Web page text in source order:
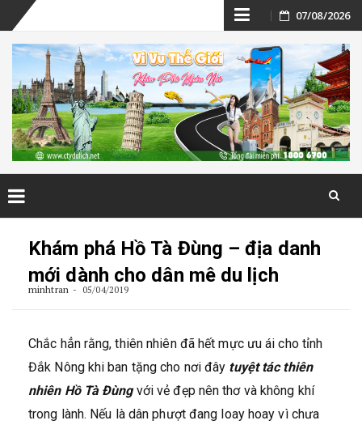
Skip
to
content
07/08/2026
Khám phá Hồ Tà Đùng – địa danh
mới dành cho dân mê du lịch
minhtran 05/04/2019
Chắc hẳn rằng, thiên nhiên đã hết mực ưu ái cho tỉnh
Đắk Nông khi ban tặng cho nơi đây tuyệt tác thiên
nhiên Hồ Tà Đùngvới vẻ đẹp nên thơ và không khí
trong lành. Nếu là dân phượt đang loay hoay vì chưa